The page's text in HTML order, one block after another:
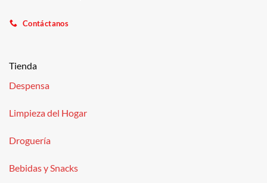
Contáctanos
Tienda
Despensa
Limpieza del Hogar
Droguería
Bebidas y Snacks